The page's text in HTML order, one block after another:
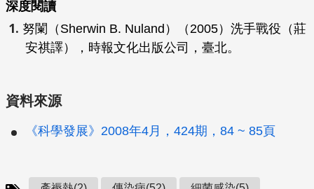
深度閱讀
努闌（Sherwin B. Nuland）（2005）洗手戰役（莊
安祺譯），時報文化出版公司，臺北。
資料來源
《科學發展》2008年4月，424期，84 ~ 85頁